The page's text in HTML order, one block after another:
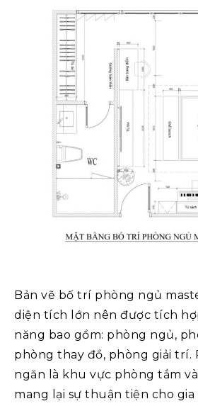
Bản vẽ bố trí phòng ngủ
diện tích lớn nên được tích
năng bao gồm: phòng ngủ,
phòng thay đồ, phòng giải trí.
ngăn là khu vực phòng tắm
mang lại sự thuận tiện cho